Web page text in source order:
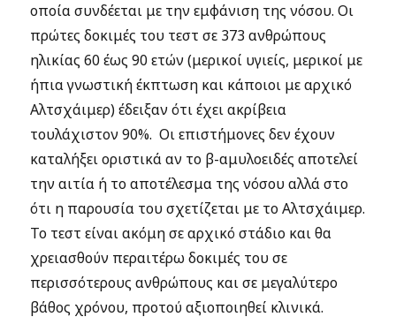
οποία συνδέεται με την εμφάνιση της νόσου. Οι
πρώτες δοκιμές του τεστ σε 373 ανθρώπους
ηλικίας 60 έως 90 ετών (μερικοί υγιείς, μερικοί με
ήπια γνωστική έκπτωση και κάποιοι με αρχικό
Αλτσχάιμερ) έδειξαν ότι έχει ακρίβεια
τουλάχιστον 90%. Οι επιστήμονες δεν έχουν
καταλήξει οριστικά αν το β-αμυλοειδές αποτελεί
την αιτία ή το αποτέλεσμα της νόσου αλλά στο
ότι η παρουσία του σχετίζεται με το Αλτσχάιμερ.
Το τεστ είναι ακόμη σε αρχικό στάδιο και θα
χρειασθούν περαιτέρω δοκιμές του σε
περισσότερους ανθρώπους και σε μεγαλύτερο
βάθος χρόνου, προτού αξιοποιηθεί κλινικά.